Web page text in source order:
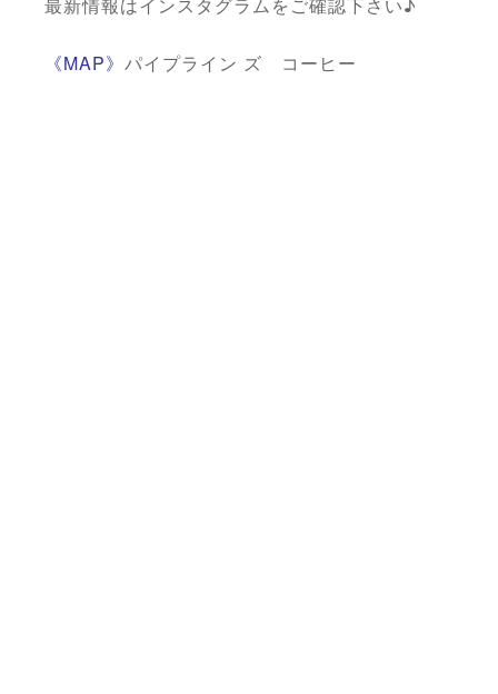
最新情報はインスタグラムをご確認下さい♪
《MAP》 パイプライン ズ コーヒー